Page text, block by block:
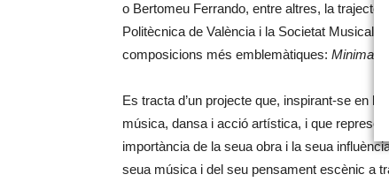
o Bertomeu Ferrando, entre altres, la
Politècnica de València i la Societat Musical
composicions més emblemàtiques:
Es tracta d’un projecte que, inspirant-se en
música, dansa i acció artística, i que
importància de la seua obra i la seua
seua música i del seu pensament escènic a